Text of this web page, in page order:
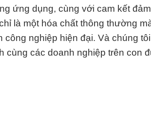
ứng dụng, cùng với cam kết
là một hóa chất thông thường
nghiệp hiện đại. Và chúng
cùng các doanh nghiệp trên con